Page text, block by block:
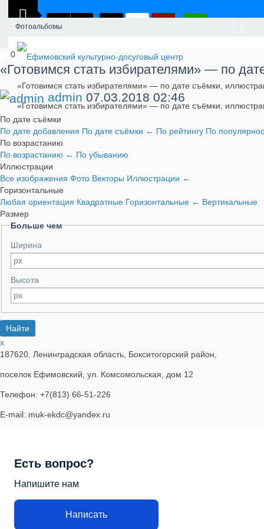
«Готовимся стать избирателями» — по дате съёмки,
«Готовимся стать избирателями» — по дате съёмки,
Фотоальбомы
0
«Готовимся стать избирателями» — по
admin 07.03.2018 02:46
По дате съёмки
По дате добавления По дате съёмки ← По рейтингу По
По возрастанию
По возрастанию ← По убыванию
Иллюстрации
Все изображения Фото Векторы Иллюстрации ←
Горизонтальные
Любая ориентация Квадратные Горизонтальные ← Вертикальные
Размер
Больше чем
Ширина
Высота
x
187620, Ленинградская область, Бокситогорский район,
поселок Ефимовский, ул. Комсомольская, дом 12
Телефон: +7(813) 66-51-226
E-mail: muk-ekdc@yandex.ru
Есть вопрос?
Напишите нам
Написать